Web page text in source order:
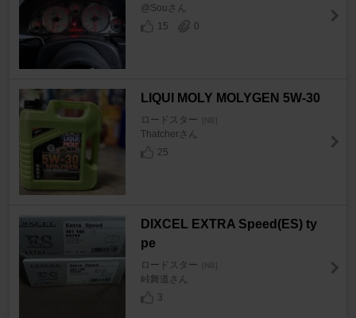
@Souさん
15
0
LIQUI MOLY MOLYGEN 5W-30
ロードスター [NB]
Thatcherさん
25
DIXCEL EXTRA Speed(ES) ty
pe
ロードスター [NB]
峠舞道さん
3